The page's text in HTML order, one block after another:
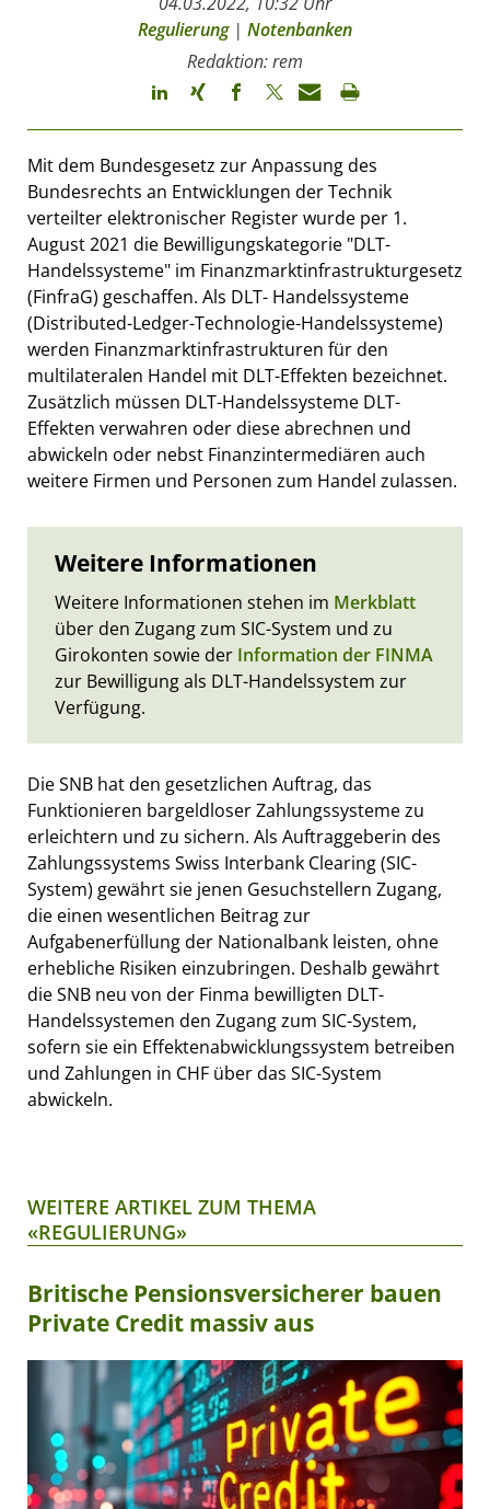
Regulierung| Notenbanken
Redaktion: rem
Mit dem Bundesgesetz zur Anpassung des
Bundesrechts an Entwicklungen der Technik
verteilter elektronischer Register wurde per 1.
August 2021 die Bewilligungskategorie "DLT-
Handelssysteme" im Finanzmarktinfrastrukturgesetz
(FinfraG) geschaffen. Als DLT- Handelssysteme
(Distributed-Ledger-Technologie-Handelssysteme)
werden Finanzmarktinfrastrukturen für den
multilateralen Handel mit DLT-Effekten bezeichnet.
Zusätzlich müssen DLT-Handelssysteme DLT-
Effekten verwahren oder diese abrechnen und
abwickeln oder nebst Finanzintermediären auch
weitere Firmen und Personen zum Handel zulassen.
Weitere Informationen
Weitere Informationen stehen im Merkblatt
über den Zugang zum SIC-System und zu
Girokonten sowie der Information der FINMA
zur Bewilligung als DLT-Handelssystem zur
Verfügung.
Die SNB hat den gesetzlichen Auftrag, das
Funktionieren bargeldloser Zahlungssysteme zu
erleichtern und zu sichern. Als Auftraggeberin des
Zahlungssystems Swiss Interbank Clearing (SIC-
System) gewährt sie jenen Gesuchstellern Zugang,
die einen wesentlichen Beitrag zur
Aufgabenerfüllung der Nationalbank leisten, ohne
erhebliche Risiken einzubringen. Deshalb gewährt
die SNB neu von der Finma bewilligten DLT-
Handelssystemen den Zugang zum SIC-System,
sofern sie ein Effektenabwicklungssystem betreiben
und Zahlungen in CHF über das SIC-System
abwickeln.
WEITERE ARTIKEL ZUM THEMA
«REGULIERUNG»
Britische Pensionsversicherer bauen
Private Credit massiv aus